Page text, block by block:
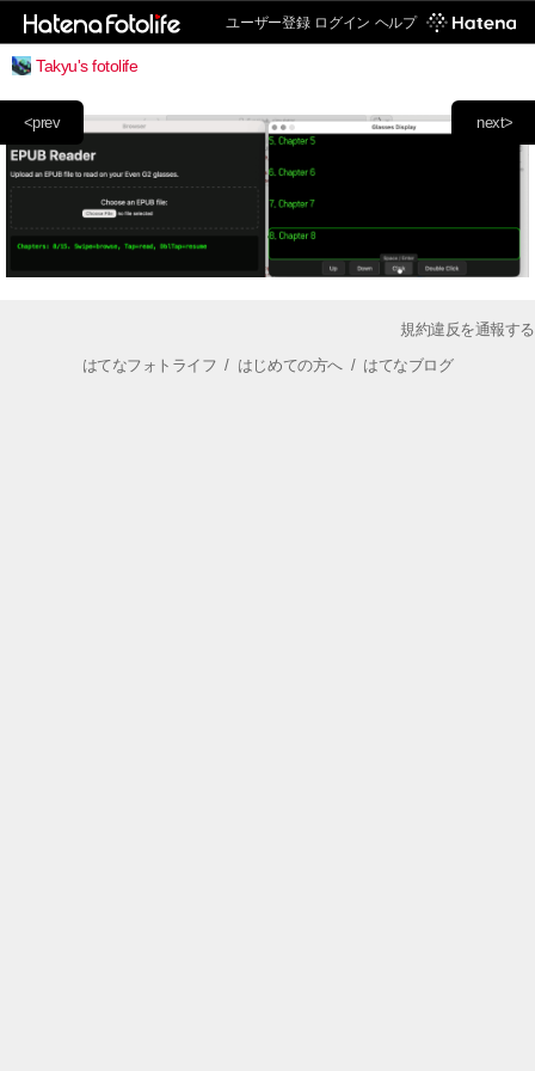
ユーザー登録 ログイン ヘルプ
Takyu's fotolife
next>
<prev
規約違反を通報する
はてなフォトライフ / はじめての方へ/ はてなブログ